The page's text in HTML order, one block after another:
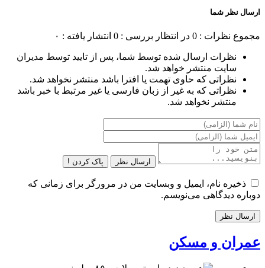
ارسال نظر شما
مجموع نظرات : 0 در انتظار بررسی : 0 انتشار یافته : ۰
نظرات ارسال شده توسط شما، پس از تایید توسط مدیران
سایت منتشر خواهد شد.
نظراتی که حاوی تهمت یا افترا باشد منتشر نخواهد شد.
نظراتی که به غیر از زبان فارسی یا غیر مرتبط با خبر باشد
منتشر نخواهد شد.
ارسال نظر پاک کردن !
ذخیره نام، ایمیل و وبسایت من در مرورگر برای زمانی که
دوباره دیدگاهی می‌نویسم.
عمران و مسکن